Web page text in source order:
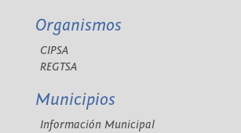
Organismos
CIPSA
REGTSA
Municipios
Información Municipal